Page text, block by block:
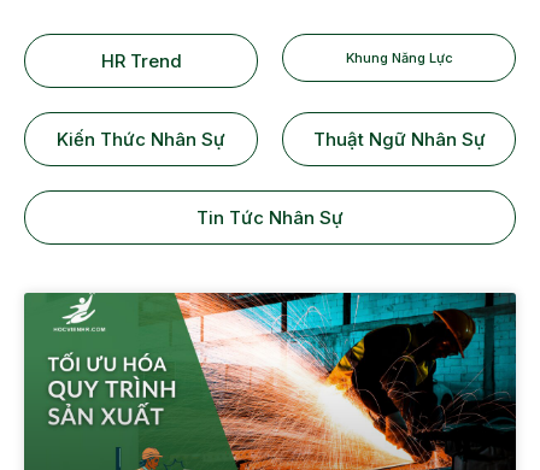
HR Trend Khung Năng Lực
Kiến Thức Nhân Sự Thuật Ngữ Nhân Sự
Tin Tức Nhân Sự